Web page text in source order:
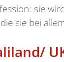
sie
sie bei